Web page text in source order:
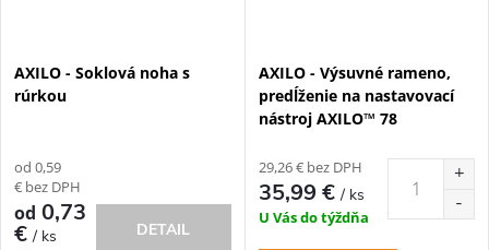
AXILO - Soklová noha s
rúrkou
od 0,59
€ bez DPH
od 0,73
€/ ks DETAIL
AXILO - Výsuvné rameno,
predĺženie na nastavovací
nástroj AXILO™ 78
29,26 € bez DPH
35,99 €/ ks
U Vás do týždňa